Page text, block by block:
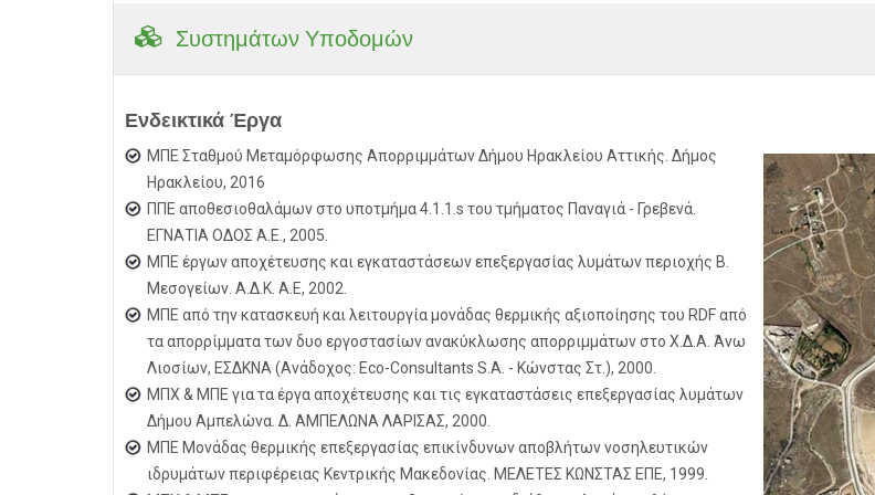
Συστημάτων Υποδομών
Ενδεικτικά Έργα
ΜΠΕ Σταθμού Μεταμόρφωσης Απορριμμάτων Δήμου Ηρακλείου Αττικής. Δήμος
Ηρακλείου, 2016
ΠΠΕ αποθεσιοθαλάμων στο υποτμήμα 4.1.1.s του τμήματος Παναγιά - Γρεβενά.
ΕΓΝΑΤΙΑ ΟΔΟΣ Α.Ε., 2005.
ΜΠΕ έργων αποχέτευσης και εγκαταστάσεων επεξεργασίας λυμάτων περιοχής Β.
Μεσογείων. Α.Δ.Κ. Α.Ε, 2002.
ΜΠΕ από την κατασκευή και λειτουργία μονάδας θερμικής αξιοποίησης του RDF από
τα απορρίμματα των δυο εργοστασίων ανακύκλωσης απορριμμάτων στο Χ.Δ.Α. Άνω
Λιοσίων, ΕΣΔΚΝΑ (Ανάδοχος: Eco-Consultants S.A. - Κώνστας Στ.), 2000.
ΜΠΧ & ΜΠΕ για τα έργα αποχέτευσης και τις εγκαταστάσεις επεξεργασίας λυμάτων
Δήμου Αμπελώνα. Δ. ΑΜΠΕΛΩΝΑ ΛΑΡΙΣΑΣ, 2000.
ΜΠΕ Μονάδας θερμικής επεξεργασίας επικίνδυνων αποβλήτων νοσηλευτικών
ιδρυμάτων περιφέρειας Κεντρικής Μακεδονίας. ΜΕΛΕΤΕΣ ΚΩΝΣΤΑΣ ΕΠΕ, 1999.